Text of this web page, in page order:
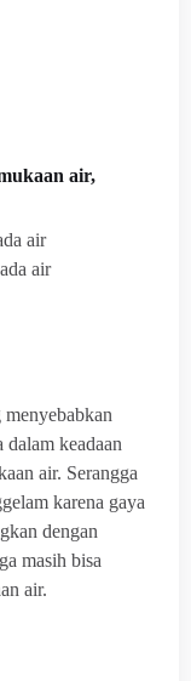
air,
air
air
keadaan
air. Serangga
karena gaya
dengan
masih bisa
air.